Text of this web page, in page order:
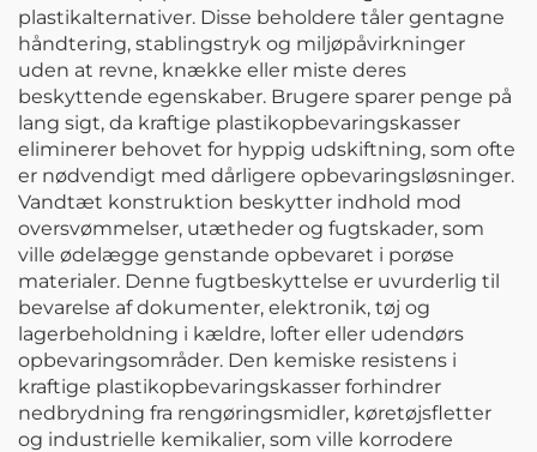
plastikalternativer. Disse beholdere tåler gentagne
håndtering, stablingstryk og miljøpåvirkninger
uden at revne, knække eller miste deres
beskyttende egenskaber. Brugere sparer penge på
lang sigt, da kraftige plastikopbevaringskasser
eliminerer behovet for hyppig udskiftning, som ofte
er nødvendigt med dårligere opbevaringsløsninger.
Vandtæt konstruktion beskytter indhold mod
oversvømmelser, utætheder og fugtskader, som
ville ødelægge genstande opbevaret i porøse
materialer. Denne fugtbeskyttelse er uvurderlig til
bevarelse af dokumenter, elektronik, tøj og
lagerbeholdning i kældre, lofter eller udendørs
opbevaringsområder. Den kemiske resistens i
kraftige plastikopbevaringskasser forhindrer
nedbrydning fra rengøringsmidler, køretøjsfletter
og industrielle kemikalier, som ville korrodere